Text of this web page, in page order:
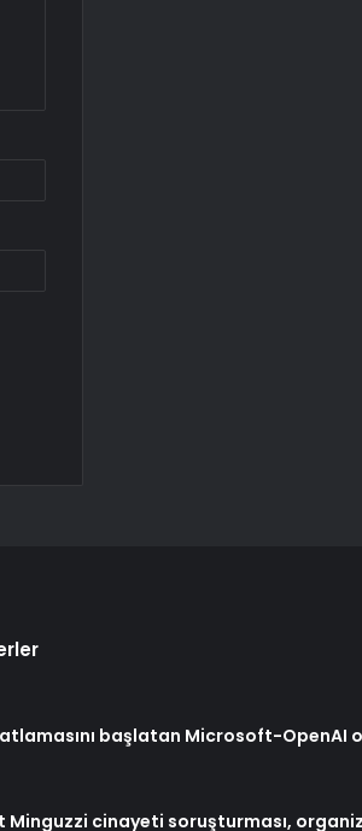
başlatan Microsoft-OpenAI
Minguzzi cinayeti soruşturması,